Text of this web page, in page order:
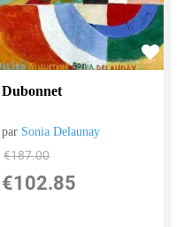
Dubonnet
par Sonia Delaunay
€187.00
€102.85